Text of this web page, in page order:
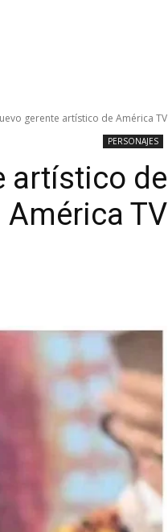
gerente artístico de América TV
PERSONAJES
artístico de
América TV